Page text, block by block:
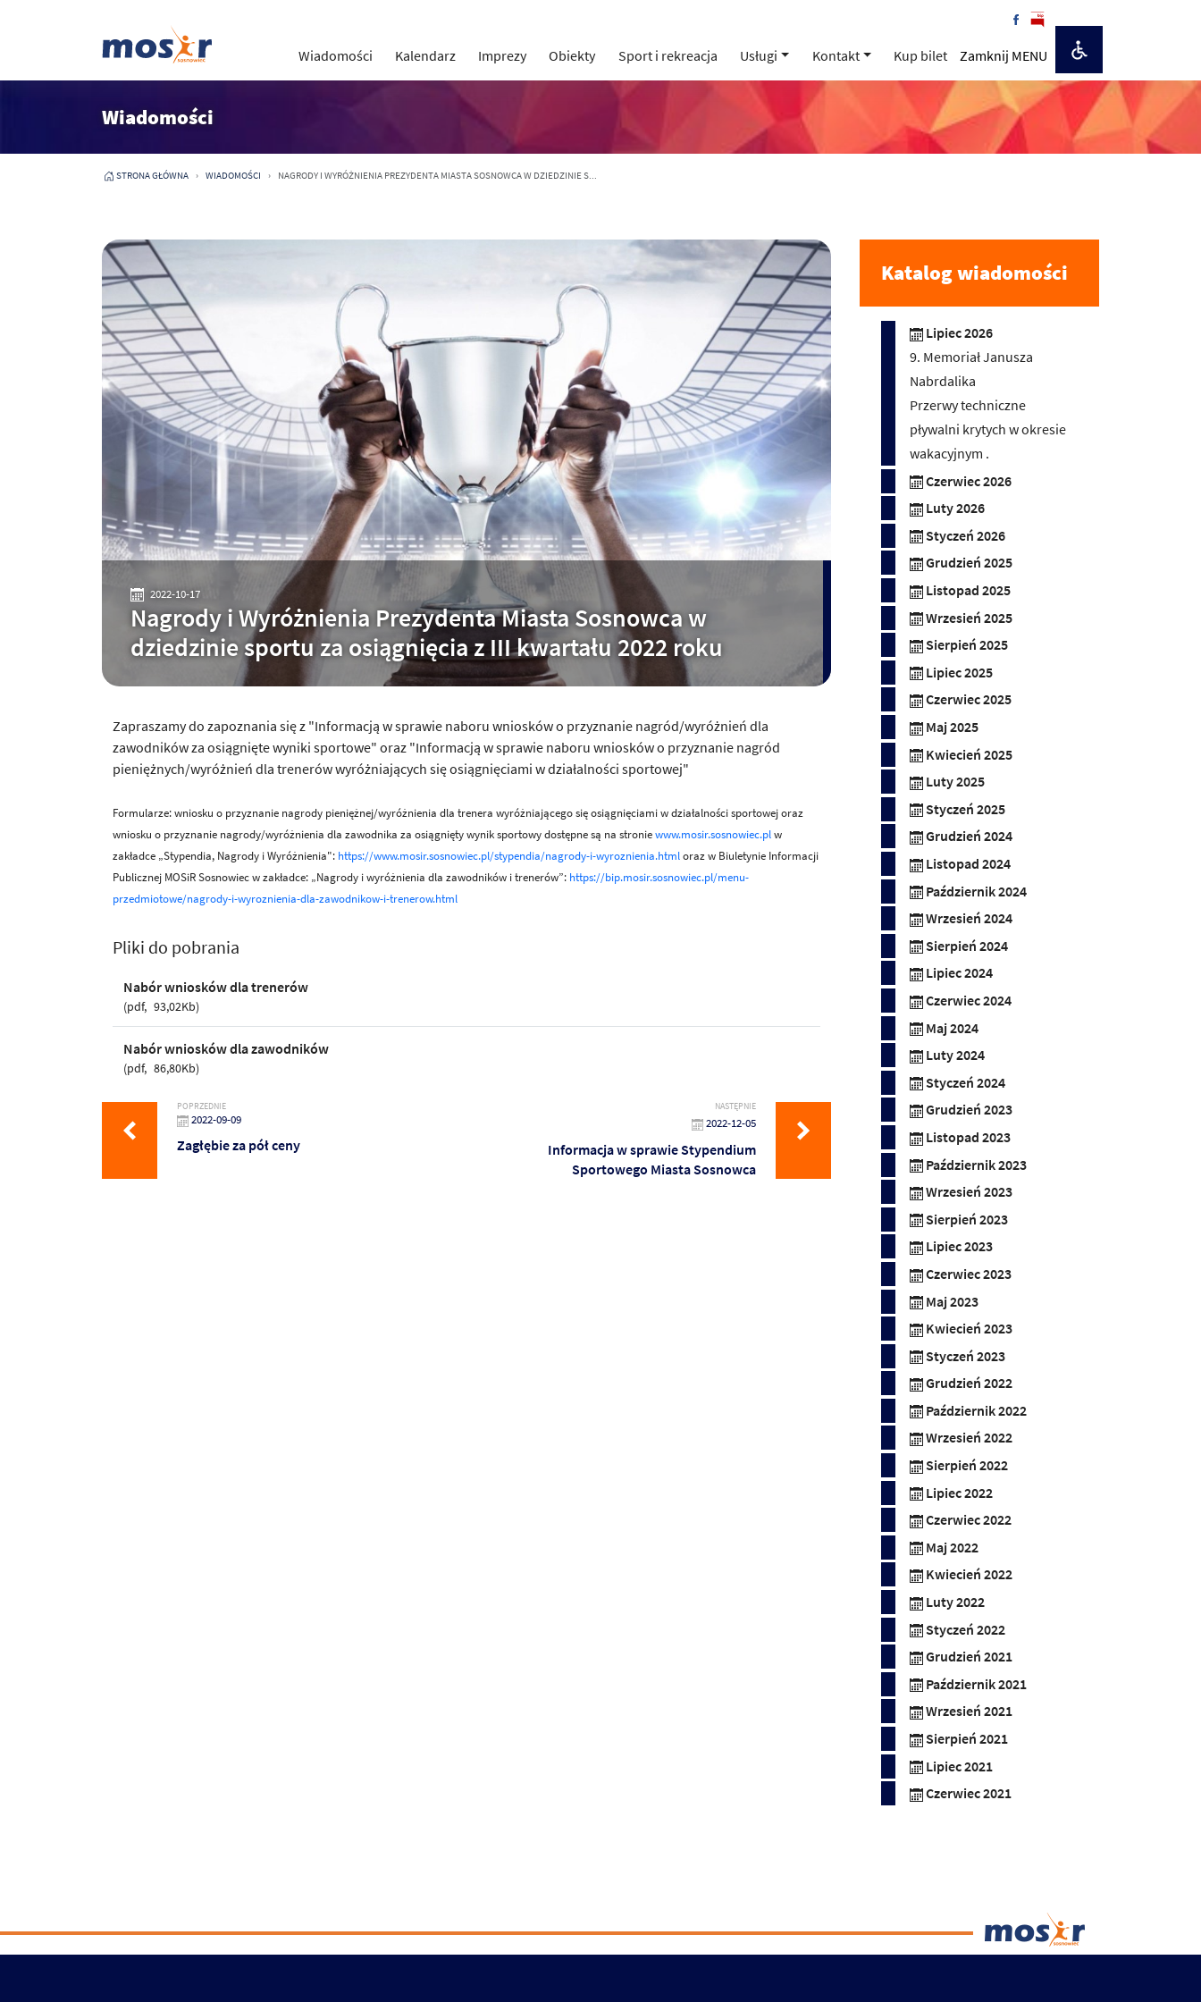
Wiadomości Kalendarz Imprezy Obiekty Sport i rekreacja Usługi Kontakt Kup bilet Zamknij MENU
Wiadomości
STRONA GŁÓWNA WIADOMOŚCI NAGRODY I WYRÓŻNIENIA PREZYDENTA MIASTA SOSNOWCA W DZIEDZINIE S...
2022-10-17
Nagrody i Wyróżnienia Prezydenta Miasta Sosnowca w
dziedzinie sportu za osiągnięcia z III kwartału 2022 roku
Zapraszamy do zapoznania się z "Informacją w sprawie naboru wniosków o przyznanie nagród/wyróżnień dla
zawodników za osiągnięte wyniki sportowe" oraz "Informacją w sprawie naboru wniosków o przyznanie nagród
pieniężnych/wyróżnień dla trenerów wyróżniających się osiągnięciami w działalności sportowej"
Formularze: wniosku o przyznanie nagrody pieniężnej/wyróżnienia dla trenera wyróżniającego się osiągnięciami w działalności sportowej oraz
wniosku o przyznanie nagrody/wyróżnienia dla zawodnika za osiągnięty wynik sportowy dostępne są na stroniewww.mosir.sosnowiec.plw
zakładce „Stypendia, Nagrody i Wyróżnienia": https://www.mosir.sosnowiec.pl/stypendia/nagrody-i-wyroznienia.htmloraz w Biuletynie Informacji
Publicznej MOSiR Sosnowiec w zakładce: „Nagrody i wyróżnienia dla zawodników i trenerów”: https://bip.mosir.sosnowiec.pl/menu-
przedmiotowe/nagrody-i-wyroznienia-dla-zawodnikow-i-trenerow.html
Pliki do pobrania
Nabór wniosków dla trenerów
pdf 93,02Kb
Nabór wniosków dla zawodników
pdf 86,80Kb
POPRZEDNIE
2022-09-09
Zagłębie za pół ceny
NASTĘPNIE
2022-12-05
Informacja w sprawie Stypendium
Sportowego Miasta Sosnowca
Katalog wiadomości
Lipiec 2026
9. Memoriał Janusza
Nabrdalika
Przerwy techniczne
pływalni krytych w okresie
wakacyjnym .
Czerwiec 2026
Luty 2026
Styczeń 2026
Grudzień 2025
Listopad 2025
Wrzesień 2025
Sierpień 2025
Lipiec 2025
Czerwiec 2025
Maj 2025
Kwiecień 2025
Luty 2025
Styczeń 2025
Grudzień 2024
Listopad 2024
Październik 2024
Wrzesień 2024
Sierpień 2024
Lipiec 2024
Czerwiec 2024
Maj 2024
Luty 2024
Styczeń 2024
Grudzień 2023
Listopad 2023
Październik 2023
Wrzesień 2023
Sierpień 2023
Lipiec 2023
Czerwiec 2023
Maj 2023
Kwiecień 2023
Styczeń 2023
Grudzień 2022
Październik 2022
Wrzesień 2022
Sierpień 2022
Lipiec 2022
Czerwiec 2022
Maj 2022
Kwiecień 2022
Luty 2022
Styczeń 2022
Grudzień 2021
Październik 2021
Wrzesień 2021
Sierpień 2021
Lipiec 2021
Czerwiec 2021